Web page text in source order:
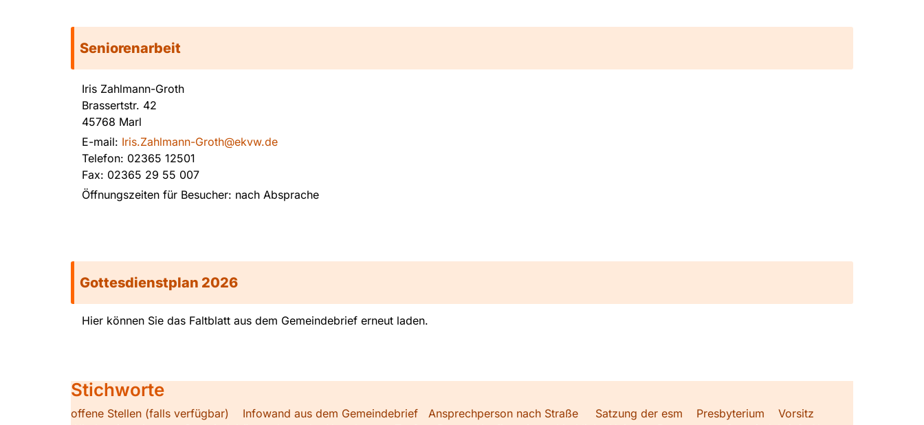
Seniorenarbeit
Iris Zahlmann-Groth
Brassertstr. 42
45768 Marl
E-mail: Iris.Zahlmann-Groth@ekvw.de
Telefon: 02365 12501
Fax: 02365 29 55 007
Öffnungszeiten für Besucher: nach Absprache
Gottesdienstplan 2026
Hier können Sie das Faltblatt aus dem Gemeindebrief erneut laden.
Stichworte
offene Stellen (falls verfügbar) Infowand aus dem Gemeindebrief Ansprechperson nach Straße Satzung der esm Presbyterium
Vorsitz